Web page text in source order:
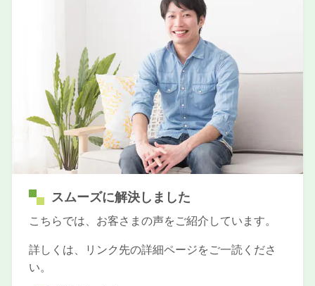
スムーズに解決しました
こちらでは、お客さまの声をご紹介しています。
詳しくは、リンク先の詳細ページをご一読くださ
い。